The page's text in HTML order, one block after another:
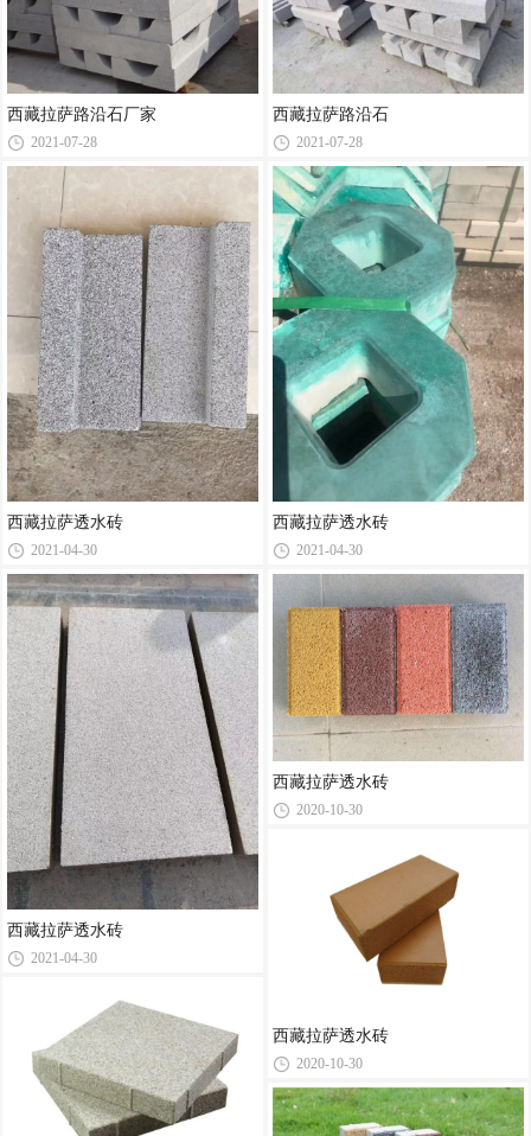
西藏拉萨路沿石厂家
2021-07-28
西藏拉萨透水砖
2021-04-30
西藏拉萨透水砖
2021-04-30
西藏拉萨路沿石
2021-07-28
西藏拉萨透水砖
2021-04-30
西藏拉萨透水砖
2020-10-30
西藏拉萨透水砖
2020-10-30